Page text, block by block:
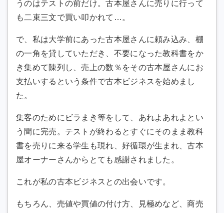
うのはテストの前だけ。古本屋さんに売りに行って
も二束三文で買い叩かれて…。
で、私は大学前にあった古本屋さんに頼み込み、棚
の一角を貸していただき、不要になった教科書をか
き集めて陳列し、売上の数％をその古本屋さんにお
支払いするという条件で古本ビジネスを始めまし
た。
集客のためにビラまき等をして、あれよあれよとい
う間に完売。テストが終わるとすぐにそのまま教科
書を売りに来る学生も現れ、好循環が生まれ、古本
屋オーナーさんからとても感謝されました。
これが私の古本ビジネスとの出会いです。
もちろん、売値や買値の付け方、見極めなど、商売